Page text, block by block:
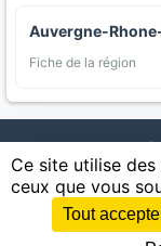
Auvergne-
Fiche de la région
AgriMap —
Appellations |
Littoral | Espaces
|
Sources : IGN, INSEE,
Ce site utilise
ceux que vous
Tout